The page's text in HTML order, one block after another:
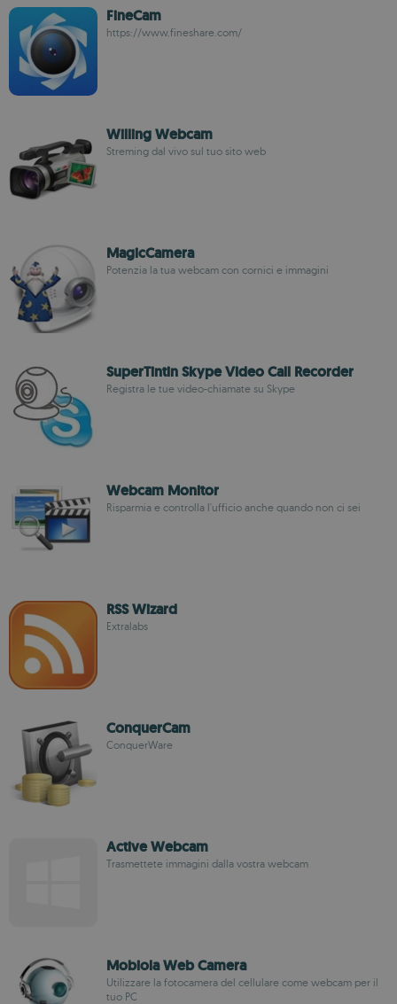
FineCam
https://www.fineshare.com/
Willing Webcam
Streming dal vivo sul tuo sito web
MagicCamera
Potenzia la tua webcam con cornici e immagini
SuperTintin Skype Video Call Recorder
Registra le tue video-chiamate su Skype
Webcam Monitor
Risparmia e controlla l'ufficio anche quando non ci sei
RSS Wizard
Extralabs
ConquerCam
ConquerWare
Active Webcam
Trasmettete immagini dalla vostra webcam
Mobiola Web Camera
Utilizzare la fotocamera del cellulare come webcam per il
tuo PC